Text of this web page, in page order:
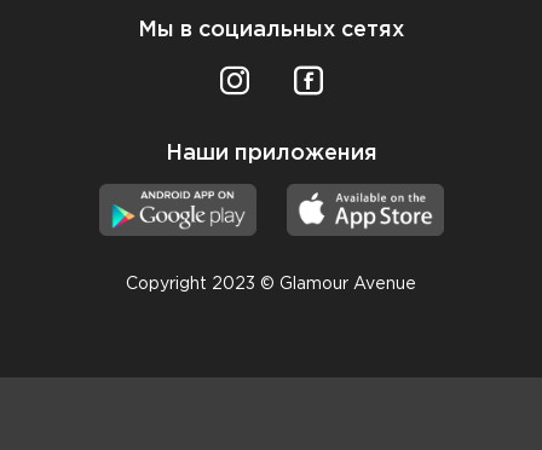
Мы в социальных сетях
Наши приложения
Copyright 2023 © Glamour Avenue